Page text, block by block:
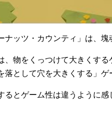
ナッツ・カウンティ」は、
、物をくっつけて大きくする
落として穴を大きくする」ゲ
るとゲーム性は違うように